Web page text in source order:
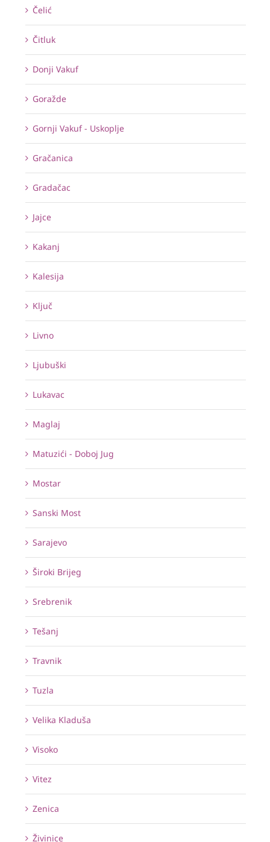
Čelić
Čitluk
Donji Vakuf
Goražde
Gornji Vakuf - Uskoplje
Gračanica
Gradačac
Jajce
Kakanj
Kalesija
Ključ
Livno
Ljubuški
Lukavac
Maglaj
Matuzići - Doboj Jug
Mostar
Sanski Most
Sarajevo
Široki Brijeg
Srebrenik
Tešanj
Travnik
Tuzla
Velika Kladuša
Visoko
Vitez
Zenica
Živinice